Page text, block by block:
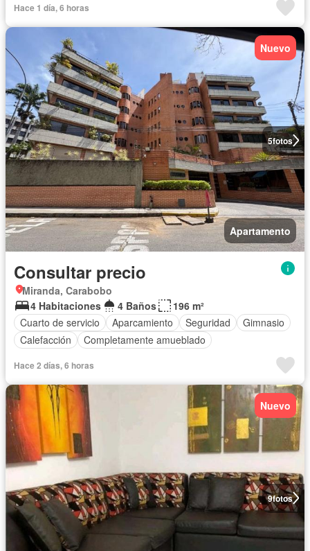
Hace 1 día, 6 horas
5fotos
Nuevo
Apartamento
Consultar precio
Miranda, Carabobo
4 Habitaciones
4 Baños
196 m²
Cuarto de servicio
Aparcamiento Seguridad
Gimnasio
Calefacción
Completamente amueblado
Hace 2 días, 6 horas
9fotos
Nuevo